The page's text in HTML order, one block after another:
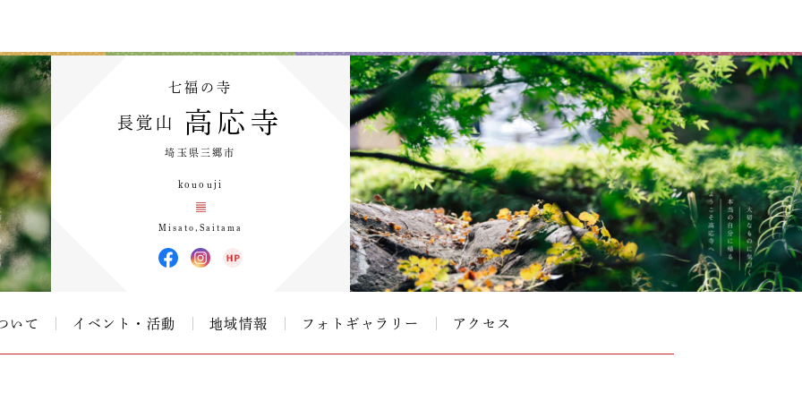
七福の寺
長覚山 高応寺
埼玉県三郷市
kououji
Misato,Saitama
いて イベント・活動 地域情報 フォトギャラリー アクセス